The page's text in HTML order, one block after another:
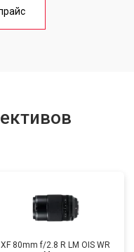
XF 80mm f/2.8 R LM OIS WR